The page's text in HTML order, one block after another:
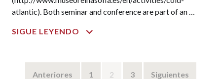
atlantic). Both seminar and conference are part of an …
SIGUE LEYENDO
COLD
Anteriores 1 2 3 Siguientes